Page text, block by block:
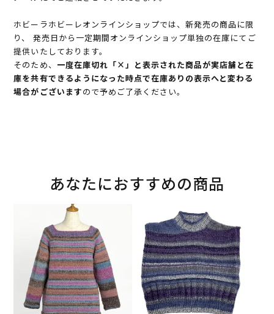
ホビーラホビーレオンラインショップでは、新発売の商品に限
り、 発売日から一定期間オンラインショップ単独の在庫にてご
提供いたしております。
そのため、 一度在庫切れ「×」と表示された商品が実店舗と在
庫を共有できるようになった時点で在庫ありの表示へと変わる
場合がございますので予めご了承ください。
あなたにおすすめの商品